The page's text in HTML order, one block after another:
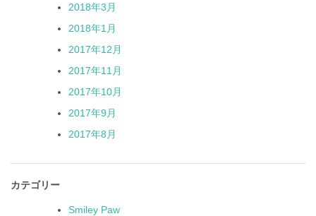
2018年3月
2018年1月
2017年12月
2017年11月
2017年10月
2017年9月
2017年8月
カテゴリー
Smiley Paw